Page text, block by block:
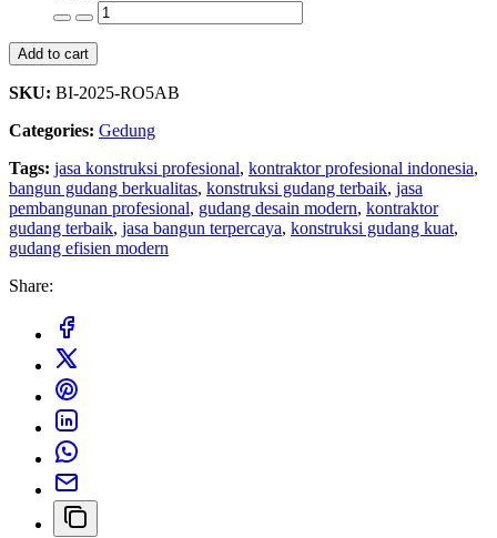
Add to cart
SKU: BI-2025-RO5AB
Categories: Gedung
Tags: jasa konstruksi profesional, kontraktor profesional indonesia,
bangun gudang berkualitas, konstruksi gudang terbaik, jasa
pembangunan profesional, gudang desain modern, kontraktor
gudang terbaik, jasa bangun terpercaya, konstruksi gudang kuat,
gudang efisien modern
Share: